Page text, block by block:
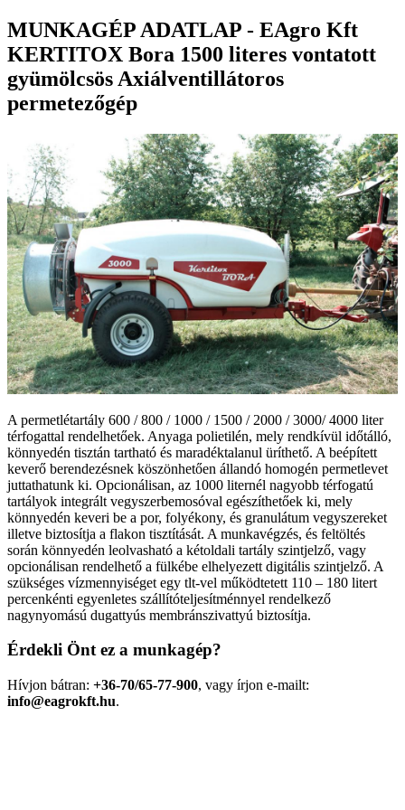
MUNKAGÉP ADATLAP - EAgro Kft
KERTITOX Bora 1500 literes vontatott
gyümölcsös Axiálventillátoros
permetezőgép
A permetlétartály 600 / 800 / 1000 / 1500 / 2000 / 3000/ 4000 liter
térfogattal rendelhetőek. Anyaga polietilén, mely rendkívül időtálló,
könnyedén tisztán tartható és maradéktalanul üríthető. A beépített
keverő berendezésnek köszönhetően állandó homogén permetlevet
juttathatunk ki. Opcionálisan, az 1000 liternél nagyobb térfogatú
tartályok integrált vegyszerbemosóval egészíthetőek ki, mely
könnyedén keveri be a por, folyékony, és granulátum vegyszereket
illetve biztosítja a flakon tisztítását. A munkavégzés, és feltöltés
során könnyedén leolvasható a kétoldali tartály szintjelző, vagy
opcionálisan rendelhető a fülkébe elhelyezett digitális szintjelző. A
szükséges vízmennyiséget egy tlt-vel működtetett 110 – 180 litert
percenkénti egyenletes szállítóteljesítménnyel rendelkező
nagynyomású dugattyús membránszivattyú biztosítja.
Érdekli Önt ez a munkagép?
Hívjon bátran: +36-70/65-77-900, vagy írjon e-mailt:
info@eagrokft.hu.